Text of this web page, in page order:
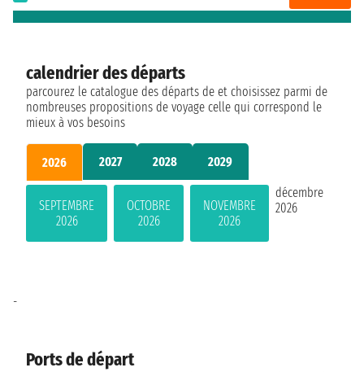
calendrier des départs
parcourez le catalogue des départs de et choisissez parmi de
nombreuses propositions de voyage celle qui correspond le
mieux à vos besoins
2026 2027 2028 2029
SEPTEMBRE
2026
OCTOBRE
2026
NOVEMBRE
2026
décembre
2026
Ports de départ
-